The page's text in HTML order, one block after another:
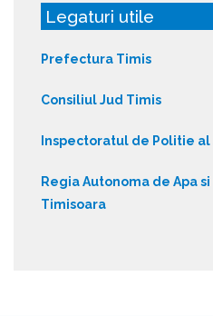
Legaturi utile
Prefectura Timis
Consiliul Jud Timis
Inspectoratul de Politie al
Regia Autonoma de Apa
Timisoara